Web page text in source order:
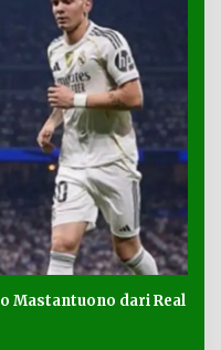
Mastantuono dari Real